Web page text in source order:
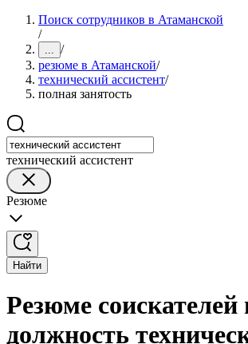
Поиск сотрудников в Атаманской
/
... /
резюме в Атаманской/
технический ассистент/
полная занятость
технический ассистент
Резюме
Найти
Резюме соискателей
должность